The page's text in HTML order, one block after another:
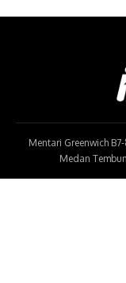
Mentari Greenwich
Medan